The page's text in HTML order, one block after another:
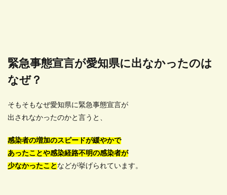
緊急事態宣言が愛知県に出なかったのは
なぜ？
そもそもなぜ愛知県に緊急事態宣言が
出されなかったのかと言うと、
感染者の増加のスピードが緩やかで
あったことや感染経路不明の感染者が
少なかったこと などが挙げられています。